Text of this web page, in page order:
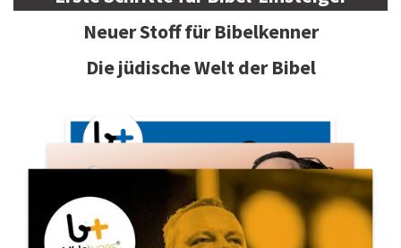
Neuer Stoff für Bibelkenner
Die jüdische Welt der Bibel